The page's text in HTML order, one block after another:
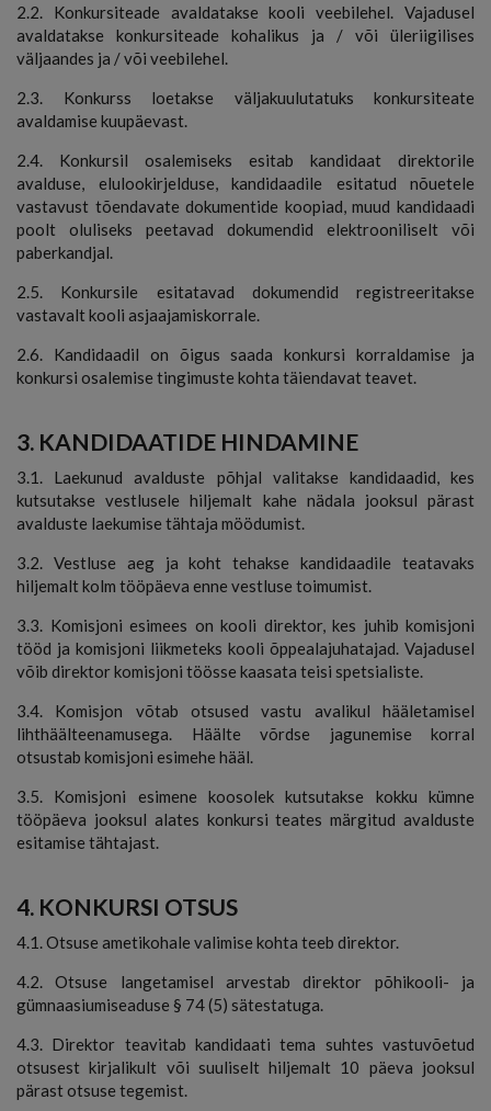
2.2. Konkursiteade avaldatakse kooli veebilehel. Vajadusel
avaldatakse konkursiteade kohalikus ja / või üleriigilises
väljaandes ja / või veebilehel.
2.3. Konkurss loetakse väljakuulutatuks konkursiteate
avaldamise kuupäevast.
2.4. Konkursil osalemiseks esitab kandidaat direktorile
avalduse, elulookirjelduse, kandidaadile esitatud nõuetele
vastavust tõendavate dokumentide koopiad, muud kandidaadi
poolt oluliseks peetavad dokumendid elektrooniliselt või
paberkandjal.
2.5. Konkursile esitatavad dokumendid registreeritakse
vastavalt kooli asjaajamiskorrale.
2.6. Kandidaadil on õigus saada konkursi korraldamise ja
konkursi osalemise tingimuste kohta täiendavat teavet.
3. KANDIDAATIDE HINDAMINE
3.1. Laekunud avalduste põhjal valitakse kandidaadid, kes
kutsutakse vestlusele hiljemalt kahe nädala jooksul pärast
avalduste laekumise tähtaja möödumist.
3.2. Vestluse aeg ja koht tehakse kandidaadile teatavaks
hiljemalt kolm tööpäeva enne vestluse toimumist.
3.3. Komisjoni esimees on kooli direktor, kes juhib komisjoni
tööd ja komisjoni liikmeteks kooli õppealajuhatajad. Vajadusel
võib direktor komisjoni töösse kaasata teisi spetsialiste.
3.4. Komisjon võtab otsused vastu avalikul hääletamisel
lihthäälteenamusega. Häälte võrdse jagunemise korral
otsustab komisjoni esimehe hääl.
3.5. Komisjoni esimene koosolek kutsutakse kokku kümne
tööpäeva jooksul alates konkursi teates märgitud avalduste
esitamise tähtajast.
4. KONKURSI OTSUS
4.1. Otsuse ametikohale valimise kohta teeb direktor.
4.2. Otsuse langetamisel arvestab direktor põhikooli- ja
gümnaasiumiseaduse § 74 (5) sätestatuga.
4.3. Direktor teavitab kandidaati tema suhtes vastuvõetud
otsusest kirjalikult või suuliselt hiljemalt 10 päeva jooksul
pärast otsuse tegemist.